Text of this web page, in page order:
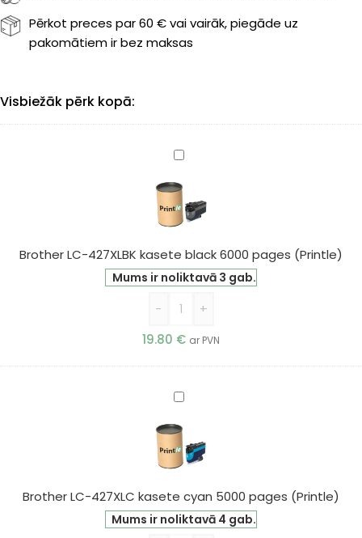
Pērkot preces par 60 € vai vairāk, piegāde uz
pakomātiem ir bez maksas
Visbiežāk pērk kopā:
Brother
427XLBK
kasete
black
6000
pages
(Printle)
Brother LC-427XLBK kasete black 6000 pages (Printle)
Mums ir noliktavā 3 gab.
-
+
19.80 € ar PVN
Brother
427XLC
kasete
cyan
5000
pages
(Printle)
Brother LC-427XLC kasete cyan 5000 pages (Printle)
Mums ir noliktavā 4 gab.